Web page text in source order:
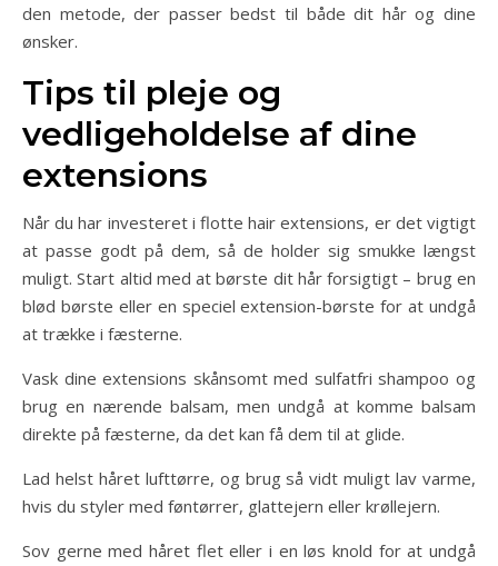
den metode, der passer bedst til både dit hår og dine
ønsker.
Tips til pleje og
vedligeholdelse af dine
extensions
Når du har investeret i flotte hair extensions, er det vigtigt
at passe godt på dem, så de holder sig smukke længst
muligt. Start altid med at børste dit hår forsigtigt – brug en
blød børste eller en speciel extension-børste for at undgå
at trække i fæsterne.
Vask dine extensions skånsomt med sulfatfri shampoo og
brug en nærende balsam, men undgå at komme balsam
direkte på fæsterne, da det kan få dem til at glide.
Lad helst håret lufttørre, og brug så vidt muligt lav varme,
hvis du styler med føntørrer, glattejern eller krøllejern.
Sov gerne med håret flet eller i en løs knold for at undgå